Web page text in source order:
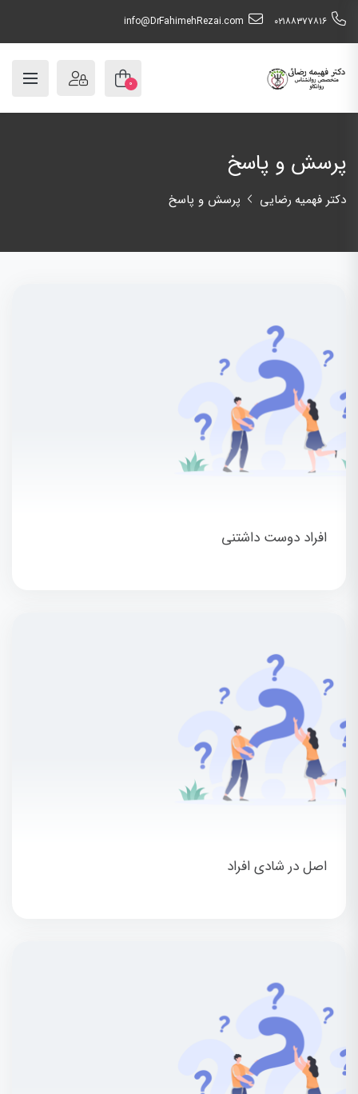
٠٢١٨٨٣٧٧٨١٦ info@DrFahimehRezai.com
۰
پرسش و پاسخ
دکتر فهمیه رضایی پرسش و پاسخ
افراد دوست داشتنی
اصل در شادی افراد